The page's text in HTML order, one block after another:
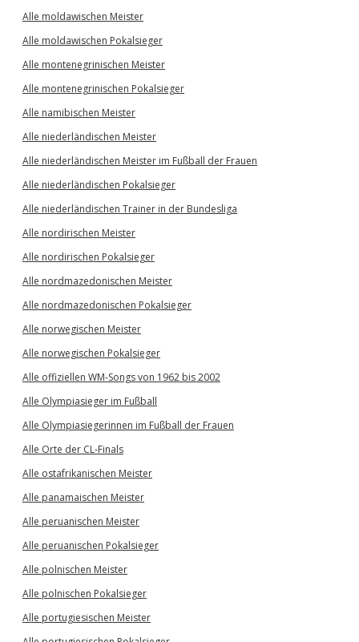
Alle moldawischen Meister
Alle moldawischen Pokalsieger
Alle montenegrinischen Meister
Alle montenegrinischen Pokalsieger
Alle namibischen Meister
Alle niederländischen Meister
Alle niederländischen Meister im Fußball der Frauen
Alle niederländischen Pokalsieger
Alle niederländischen Trainer in der Bundesliga
Alle nordirischen Meister
Alle nordirischen Pokalsieger
Alle nordmazedonischen Meister
Alle nordmazedonischen Pokalsieger
Alle norwegischen Meister
Alle norwegischen Pokalsieger
Alle offiziellen WM-Songs von 1962 bis 2002
Alle Olympiasieger im Fußball
Alle Olympiasiegerinnen im Fußball der Frauen
Alle Orte der CL-Finals
Alle ostafrikanischen Meister
Alle panamaischen Meister
Alle peruanischen Meister
Alle peruanischen Pokalsieger
Alle polnischen Meister
Alle polnischen Pokalsieger
Alle portugiesischen Meister